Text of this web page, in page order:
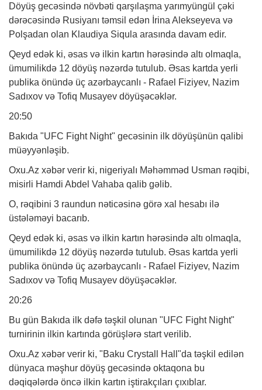
Döyüş gecəsində növbəti qarşılaşma yarımyüngül çəki
dərəcəsində Rusiyanı təmsil edən İrina Alekseyeva və
Polşadan olan Klaudiya Siqula arasında davam edir.
Qeyd edək ki, əsas və ilkin kartın hərəsində altı olmaqla,
ümumilikdə 12 döyüş nəzərdə tutulub. Əsas kartda yerli
publika önündə üç azərbaycanlı - Rafael Fiziyev, Nazim
Sadıxov və Tofiq Musayev döyüşəcəklər.
20:50
Bakıda "UFC Fight Night" gecəsinin ilk döyüşünün qalibi
müəyyənləşib.
Oxu.Az xəbər verir ki, nigeriyalı Məhəmməd Usman rəqibi,
misirli Hamdi Abdel Vahaba qalib gəlib.
O, rəqibini 3 raundun nəticəsinə görə xal hesabı ilə
üstələməyi bacarıb.
Qeyd edək ki, əsas və ilkin kartın hərəsində altı olmaqla,
ümumilikdə 12 döyüş nəzərdə tutulub. Əsas kartda yerli
publika önündə üç azərbaycanlı - Rafael Fiziyev, Nazim
Sadıxov və Tofiq Musayev döyüşəcəklər.
20:26
Bu gün Bakıda ilk dəfə təşkil olunan "UFC Fight Night"
turnirinin ilkin kartında görüşlərə start verilib.
Oxu.Az xəbər verir ki, "Baku Crystall Hall"da təşkil edilən
dünyaca məşhur döyüş gecəsində oktaqona bu
dəqiqələrdə öncə ilkin kartın iştirakçıları çıxıblar.